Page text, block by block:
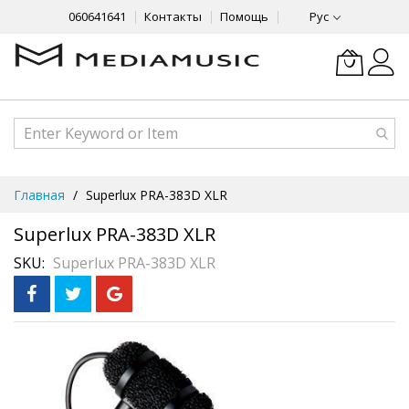
060641641 Контакты Помощь Рус
Content
Главная Superlux PRA-383D XLR
Superlux PRA-383D XLR
SKU Superlux PRA-383D XLR